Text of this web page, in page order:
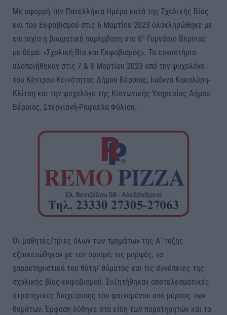
Με αφορμή την Πανελλήνια Ημέρα κατά της Σχολικής Βίας
και του Εκφοβισμού στις 6 Μαρτίου 2023 ολοκληρώθηκε με
επιτυχία η βιωματική παρέμβαση στο 6ο Γυμνάσιο Βέροιας
με θέμα: «Σχολική Βία και Εκφοβισμός». Τα εργαστήρια
υλοποιήθηκαν στις 7 & 8 Μαρτίου 2023 από την ψυχολόγο
του Κέντρου Κοινότητας Δήμου Βέροιας, Ιωάννα Κακολύρη-
Κλίτση και την ψυχολόγο της Κοινωνικής Υπηρεσίας Δήμου
Βέροιας, Στεργιανή-Ραφαέλα Φόλιου.
Οι μαθητές/τριες όλων των τμημάτων της Α΄ τάξης
εξοικειώθηκαν με τον ορισμό, τις μορφές, τα
χαρακτηριστικά του θύτη/ θύματος και τις συνέπειες της
σχολικής βίας-εκφοβισμού. Συζητήθηκαν αποτελεσματικές
στρατηγικές διαχείρισης του φαινομένου από μέρους των
θυμάτων. Έμφαση δόθηκε στα είδη των παρατηρητών και το